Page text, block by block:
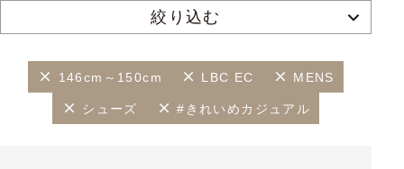
絞り込む
146cm～150cm LBC EC MENS
シューズ #きれいめカジュアル